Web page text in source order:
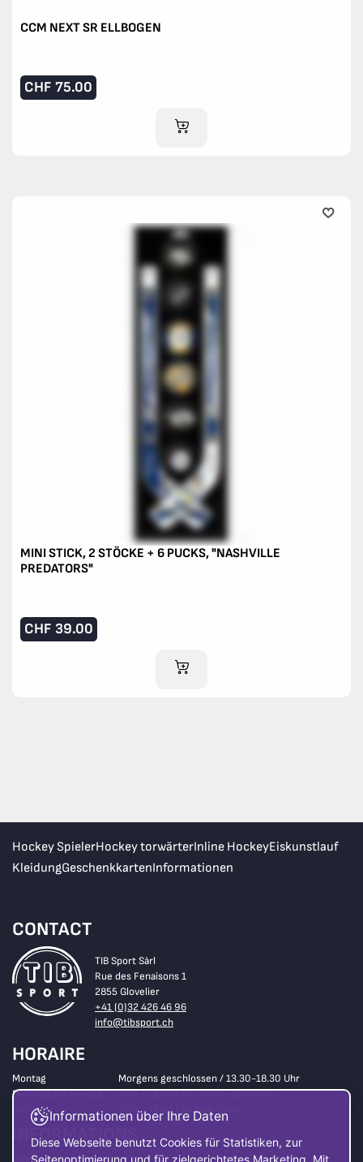
CCM NEXT SR ELLBOGEN
CHF 75.00
IM WARENKORB
MINI STICK, 2 STÖCKE + 6 PUCKS, "NASHVILLE
PREDATORS"
CHF 39.00
IM WARENKORB
Hockey SpielerHockey torwärterInline HockeyEiskunstlauf
KleidungGeschenkkartenInformationen
CONTACT
TIB Sport Sàrl
Rue des Fenaisons 1
2855 Glovelier
+41 (0)32 426 46 96
info@tibsport.ch
HORAIRE
Montag
Morgens geschlossen / 13.30-18.30 Uhr
Dienstag bis Freitag
8.30 - 12.00 Uhr / 13.30-18.30 Uhr
Samstag
8.30 - 16.00 Uhr Non-Stop
INFORMATIONS
Laden
Informationen über Ihre Daten
Diese Webseite benutzt Cookies für Statistiken, zur
Seitenoptimierung und für zielgerichtetes Marketing. Mit